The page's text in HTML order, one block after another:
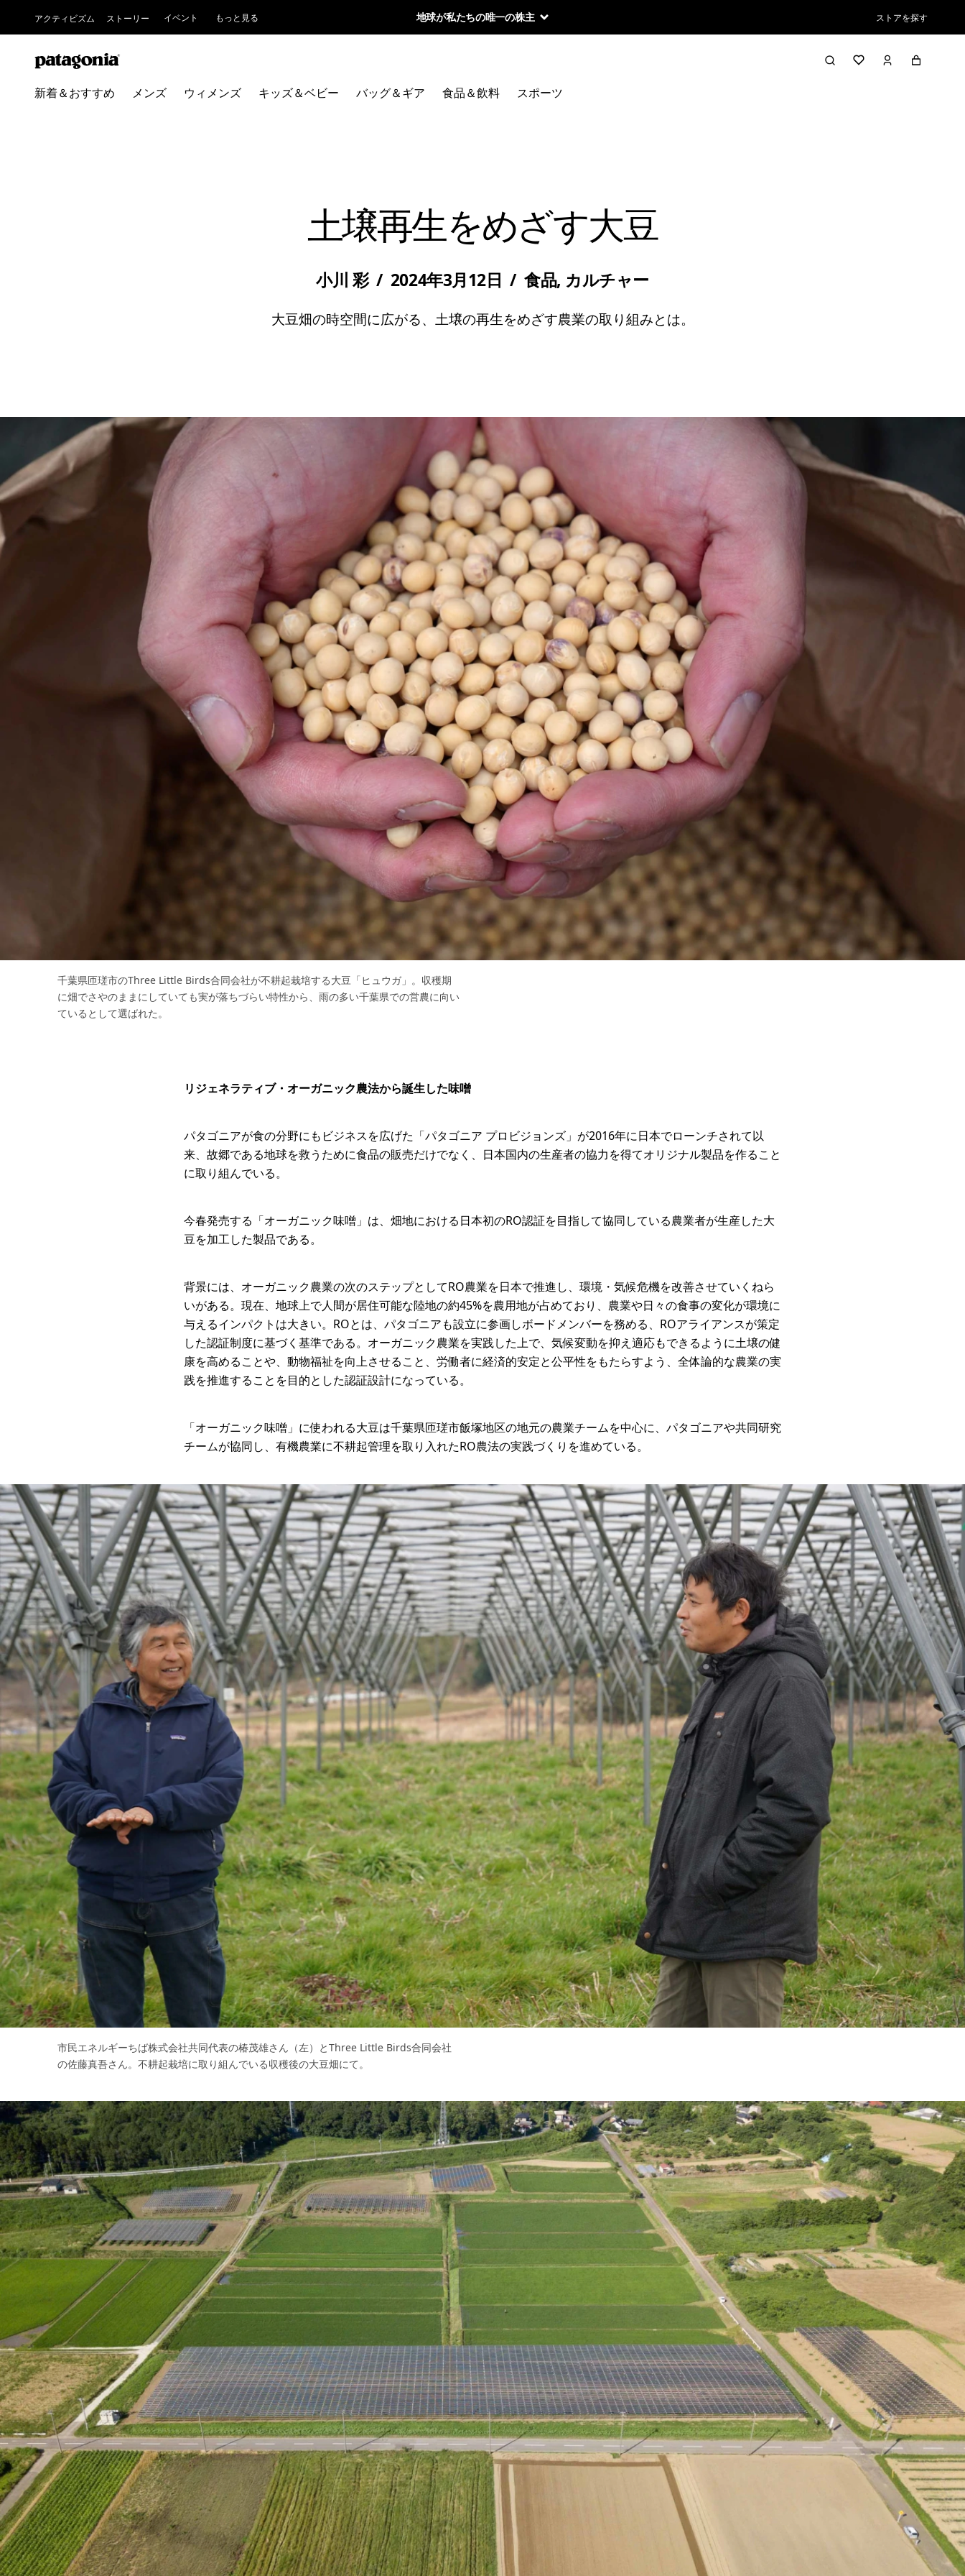
アクティビズム ストーリー イベント もっと見る 地球が私たちの唯一の株主 ストアを探す
新着＆おすすめ メンズ ウィメンズ キッズ＆ベビー バッグ＆ギア 食品＆飲料 スポーツ
土壌再生をめざす大豆
小川 彩 / 2024年3月12日 / 食品, カルチャー
大豆畑の時空間に広がる、土壌の再生をめざす農業の取り組みとは。
千葉県匝瑳市のThree Little Birds合同会社が不耕起栽培する大豆「ヒュウガ」。収穫期
に畑でさやのままにしていても実が落ちづらい特性から、雨の多い千葉県での営農に向い
ているとして選ばれた。
リジェネラティブ・オーガニック農法から誕生した味噌
パタゴニアが食の分野にもビジネスを広げた「パタゴニア プロビジョンズ」が2016年に日本でローンチされて以
来、故郷である地球を救うために食品の販売だけでなく、日本国内の生産者の協力を得てオリジナル製品を作ること
に取り組んでいる。
今春発売する「オーガニック味噌」は、畑地における日本初のRO認証を目指して協同している農業者が生産した大
豆を加工した製品である。
背景には、オーガニック農業の次のステップとしてRO農業を日本で推進し、環境・気候危機を改善させていくねら
いがある。現在、地球上で人間が居住可能な陸地の約45%を農用地が占めており、農業や日々の食事の変化が環境に
与えるインパクトは大きい。ROとは、パタゴニアも設立に参画しボードメンバーを務める、ROアライアンスが策定
した認証制度に基づく基準である。オーガニック農業を実践した上で、気候変動を抑え適応もできるように土壌の健
康を高めることや、動物福祉を向上させること、労働者に経済的安定と公平性をもたらすよう、全体論的な農業の実
践を推進することを目的とした認証設計になっている。
「オーガニック味噌」に使われる大豆は千葉県匝瑳市飯塚地区の地元の農業チームを中心に、パタゴニアや共同研究
チームが協同し、有機農業に不耕起管理を取り入れたRO農法の実践づくりを進めている。
市民エネルギーちば株式会社共同代表の椿茂雄さん（左）とThree Little Birds合同会社
の佐藤真吾さん。不耕起栽培に取り組んでいる収穫後の大豆畑にて。